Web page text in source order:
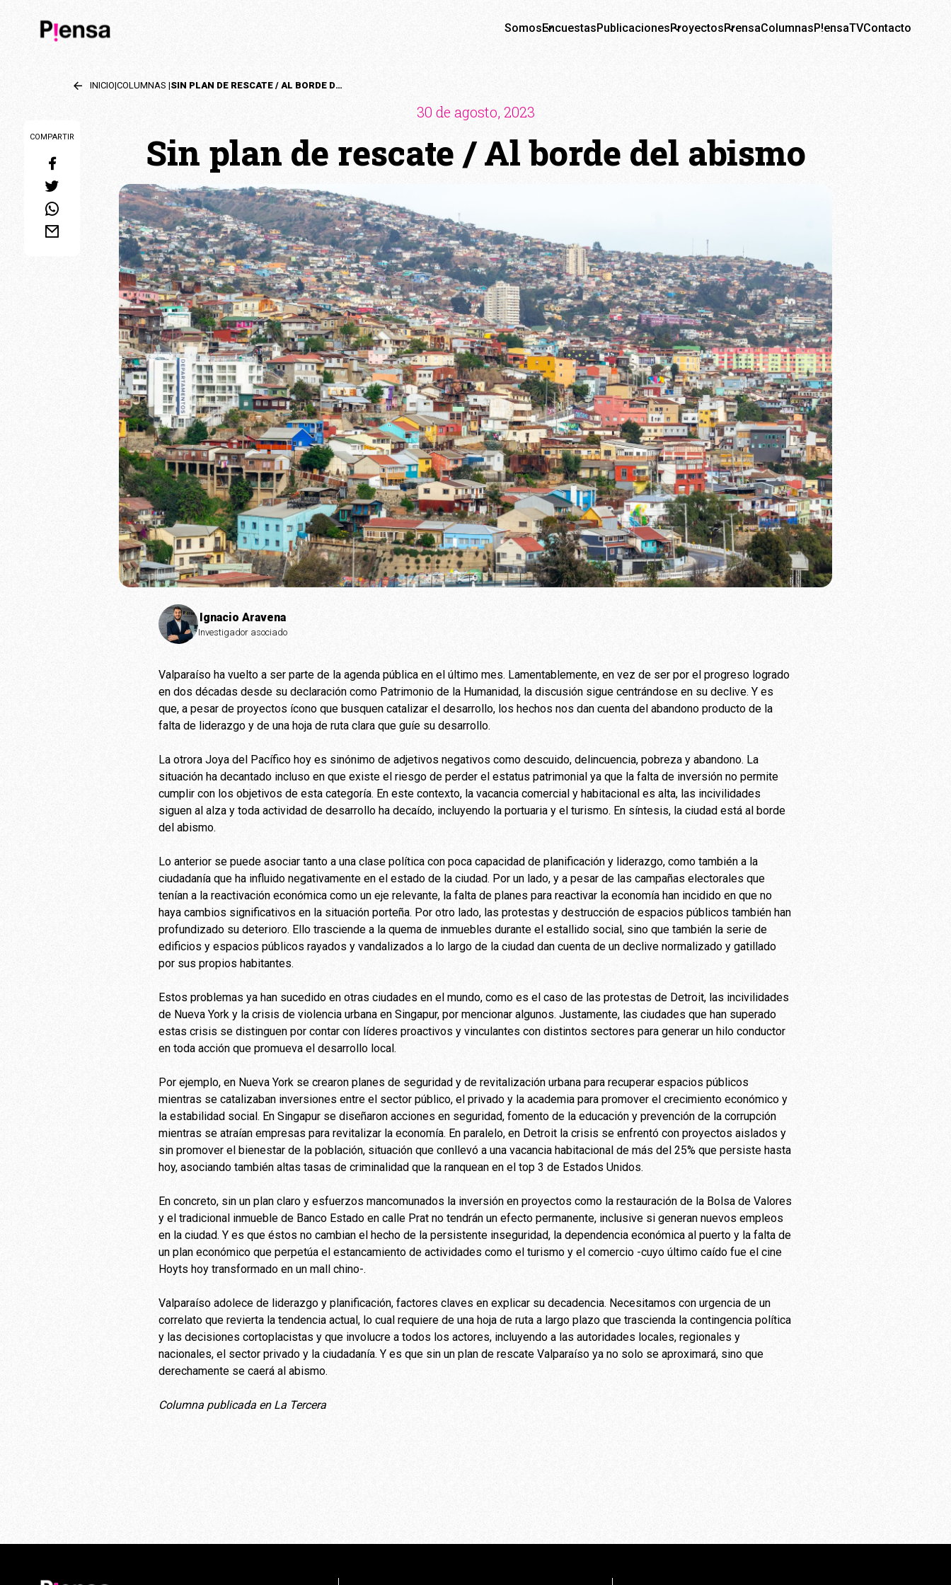
SomosEncuestasPublicacionesProyectosPrensaColumnasP!ensaTVContacto
INICIO|COLUMNAS | SIN PLAN DE RESCATE / AL BORDE DEL ABISMO
COMPARTIR
30 de agosto, 2023
Sin plan de rescate / Al borde del abismo
Ignacio Aravena
Investigador asociado
Valparaíso ha vuelto a ser parte de la agenda pública en el último mes. Lamentablemente, en vez de ser por el progreso logrado
en dos décadas desde su declaración como Patrimonio de la Humanidad, la discusión sigue centrándose en su declive. Y es
que, a pesar de proyectos ícono que busquen catalizar el desarrollo, los hechos nos dan cuenta del abandono producto de la
falta de liderazgo y de una hoja de ruta clara que guíe su desarrollo.
La otrora Joya del Pacífico hoy es sinónimo de adjetivos negativos como descuido, delincuencia, pobreza y abandono. La
situación ha decantado incluso en que existe el riesgo de perder el estatus patrimonial ya que la falta de inversión no permite
cumplir con los objetivos de esta categoría. En este contexto, la vacancia comercial y habitacional es alta, las incivilidades
siguen al alza y toda actividad de desarrollo ha decaído, incluyendo la portuaria y el turismo. En síntesis, la ciudad está al borde
del abismo.
Lo anterior se puede asociar tanto a una clase política con poca capacidad de planificación y liderazgo, como también a la
ciudadanía que ha influido negativamente en el estado de la ciudad. Por un lado, y a pesar de las campañas electorales que
tenían a la reactivación económica como un eje relevante, la falta de planes para reactivar la economía han incidido en que no
haya cambios significativos en la situación porteña. Por otro lado, las protestas y destrucción de espacios públicos también han
profundizado su deterioro. Ello trasciende a la quema de inmuebles durante el estallido social, sino que también la serie de
edificios y espacios públicos rayados y vandalizados a lo largo de la ciudad dan cuenta de un declive normalizado y gatillado
por sus propios habitantes.
Estos problemas ya han sucedido en otras ciudades en el mundo, como es el caso de las protestas de Detroit, las incivilidades
de Nueva York y la crisis de violencia urbana en Singapur, por mencionar algunos. Justamente, las ciudades que han superado
estas crisis se distinguen por contar con líderes proactivos y vinculantes con distintos sectores para generar un hilo conductor
en toda acción que promueva el desarrollo local.
Por ejemplo, en Nueva York se crearon planes de seguridad y de revitalización urbana para recuperar espacios públicos
mientras se catalizaban inversiones entre el sector público, el privado y la academia para promover el crecimiento económico y
la estabilidad social. En Singapur se diseñaron acciones en seguridad, fomento de la educación y prevención de la corrupción
mientras se atraían empresas para revitalizar la economía. En paralelo, en Detroit la crisis se enfrentó con proyectos aislados y
sin promover el bienestar de la población, situación que conllevó a una vacancia habitacional de más del 25% que persiste hasta
hoy, asociando también altas tasas de criminalidad que la ranquean en el top 3 de Estados Unidos.
En concreto, sin un plan claro y esfuerzos mancomunados la inversión en proyectos como la restauración de la Bolsa de Valores
y el tradicional inmueble de Banco Estado en calle Prat no tendrán un efecto permanente, inclusive si generan nuevos empleos
en la ciudad. Y es que éstos no cambian el hecho de la persistente inseguridad, la dependencia económica al puerto y la falta de
un plan económico que perpetúa el estancamiento de actividades como el turismo y el comercio -cuyo último caído fue el cine
Hoyts hoy transformado en un mall chino-.
Valparaíso adolece de liderazgo y planificación, factores claves en explicar su decadencia. Necesitamos con urgencia de un
correlato que revierta la tendencia actual, lo cual requiere de una hoja de ruta a largo plazo que trascienda la contingencia política
y las decisiones cortoplacistas y que involucre a todos los actores, incluyendo a las autoridades locales, regionales y
nacionales, el sector privado y la ciudadanía. Y es que sin un plan de rescate Valparaíso ya no solo se aproximará, sino que
derechamente se caerá al abismo.
Columna publicada en La Tercera